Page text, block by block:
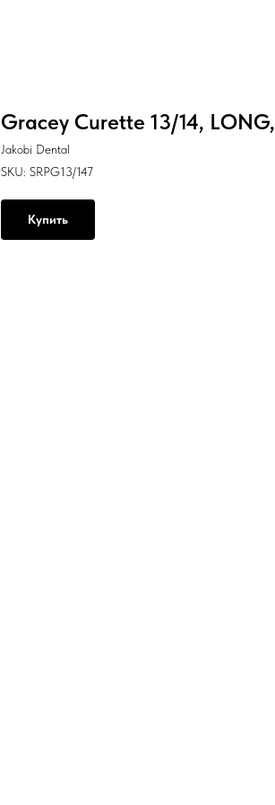
Gracey Curette 13/14, LONG,
Jakobi Dental
SKU: SRPG13/147
Купить